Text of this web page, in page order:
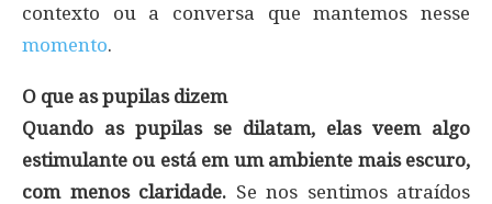
contexto ou a conversa que mantemos nesse
momento.
O que as pupilas dizem
Quando as pupilas se dilatam, elas veem algo
estimulante ou está em um ambiente mais escuro,
com menos claridade. Se nos sentimos atraídos